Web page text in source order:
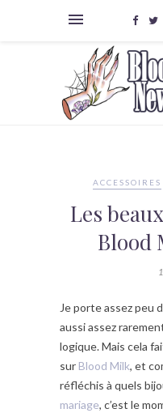
ACCESSOIRES
Les
Blood
Je porte assez peu
aussi assez
logique. Mais cela
sur Blood Milk, et
réfléchis à quels
mariage, c’est le